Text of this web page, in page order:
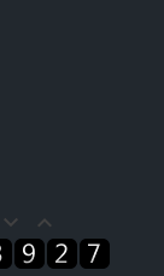
 